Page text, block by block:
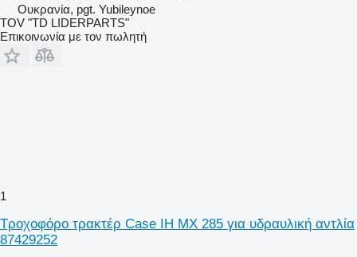
Ουκρανία, pgt. Yubileynoe
TOV "TD LIDERPARTS"
Επικοινωνία με τον πωλητή
1
Τροχοφόρο τρακτέρ Case IH MX 285 για υδραυλική αντλία
87429252